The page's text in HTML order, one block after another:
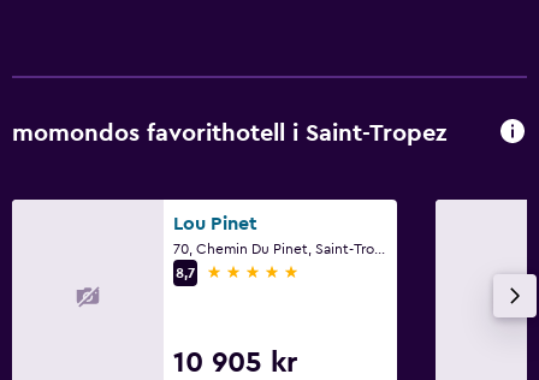
momondos favorithotell i Saint-Tropez
Lou Pinet
8,7
5 stjärnor
10 905 kr